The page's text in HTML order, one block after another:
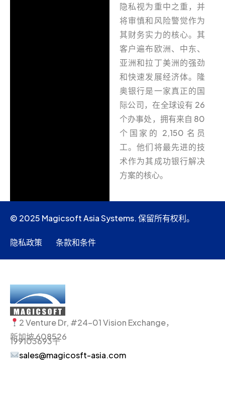
隐私视为重中之重，并
将审慎和风险警觉作为
其财务实力的核心。其
客户遍布欧洲、中东、
亚洲和拉丁美洲的强劲
和快速发展经济体。隆
奥银行是一家真正的国
际公司，在全球设有 26
个办事处，拥有来自 80
个国家的 2,150 名员
工。他们将最先进的技
术作为其成功银行解决
方案的核心。
© 2025 Magicsoft Asia Systems. 保留所有权利。
隐私政策 条款和条件
2 Venture Dr, #24-01 Vision Exchange，
新加坡 608526
199103693千
sales@magicosft-asia.com